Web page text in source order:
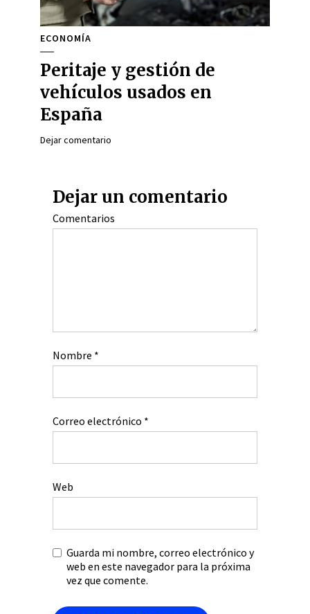
ECONOMÍA
Peritaje y gestión de
vehículos usados en
España
Dejar comentario
Dejar un comentario
Comentarios
Nombre *
Correo electrónico *
Web
Guarda mi nombre, correo electrónico y
web en este navegador para la próxima
vez que comente.